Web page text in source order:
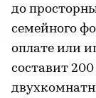
до
семейного
оплате или
составит